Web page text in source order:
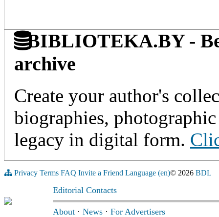
BIBLIOTEKA.BY -
archive
Create your author's
biographies,
legacy in digital form.
Privacy Terms FAQ Invite a Friend Language (en)© 2026 BDL
Editorial Contacts
About · News · For Advertisers